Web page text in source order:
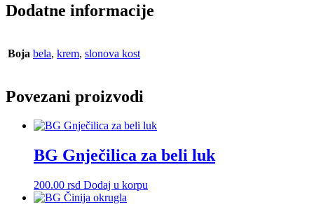
Dodatne informacije
Boja bela, krem, slonova kost
Povezani proizvodi
BG Gnječilica za beli luk
200.00 rsd Dodaj u korpu